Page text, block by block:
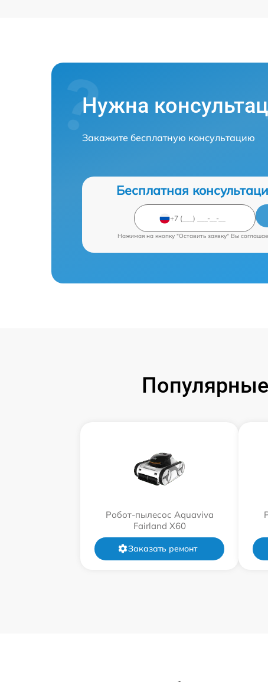
Нужна
Закажите бесплатную консультацию
Бесплатная
Нажимая на кнопку "Оставить заявку" Вы
Робот-пылесос Aquaviva
Fairland X60
Заказать ремонт